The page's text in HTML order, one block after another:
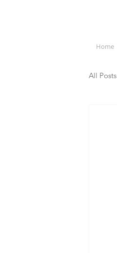
Home
All Posts